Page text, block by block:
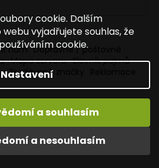
cookie. Dalším
vyjadřujete souhlas, že
cookie.
Nastavení
a nesouhlasím
a souhlasím
nám Dopravné / poštovné
Mapa serveru Slovník pojmů
Prodávané značky
Vytvořil Shoptet
- Specialista na e-cigarety.
Upravit nastavení cookies